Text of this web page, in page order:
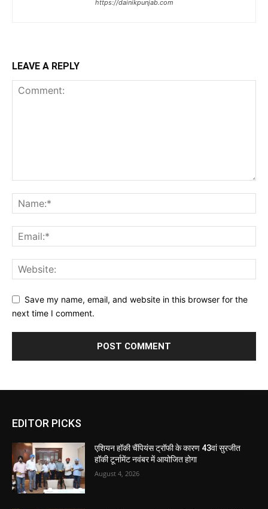
https://dainikpunjab.com
LEAVE A REPLY
Save my name, email, and website in this browser for the
next time I comment.
EDITOR PICKS
एशियन हॉकी चैंपियंस ट्रॉफी के कारण 43वां सुरजीत
हॉकी टूर्नामेंट नवंबर में आयोजित होगा
August 4, 2026